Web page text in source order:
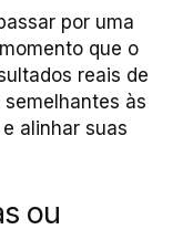
por uma
que o
reais de
às
alinhar suas
ou